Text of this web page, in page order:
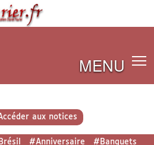
MENU
aux notices
#Anniversaire
#Banquets